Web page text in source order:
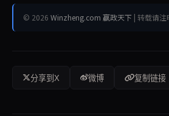
© 2026 Winzheng.com 赢政天下 | 转载请
分享到X 微博 复制链接